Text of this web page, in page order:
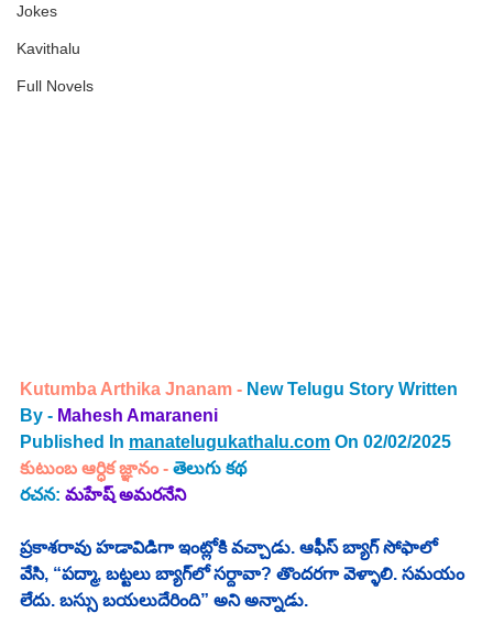
Jokes
Kavithalu
Full Novels
Kutumba Arthika Jnanam - New Telugu Story Written
By - Mahesh Amaraneni
Published In manatelugukathalu.com On 02/02/2025
కుటుంబ ఆర్ధిక జ్ఞానం - తెలుగు కథ
రచన: మహేష్ అమరనేని
ప్రకాశరావు హడావిడిగా ఇంట్లోకి వచ్చాడు. ఆఫీస్ బ్యాగ్ సోఫాలో
వేసి, “పద్మా, బట్టలు బ్యాగ్‌లో సర్దావా? తొందరగా వెళ్ళాలి. సమయం
లేదు. బస్సు బయలుదేరింది” అని అన్నాడు.